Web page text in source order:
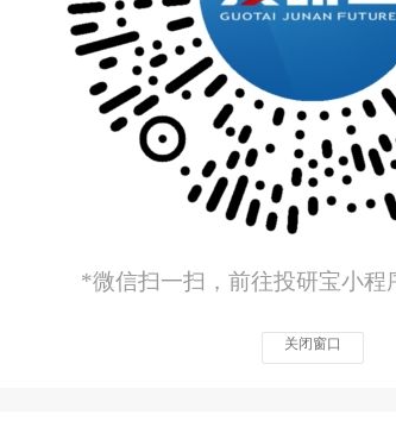
*微信扫一扫，前往投研宝小程
关闭窗口